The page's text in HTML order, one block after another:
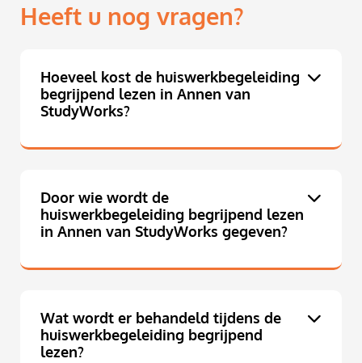
Heeft u nog vragen?
Hoeveel kost de huiswerkbegeleiding
begrijpend lezen in Annen van
StudyWorks?
Door wie wordt de
huiswerkbegeleiding begrijpend lezen
in Annen van StudyWorks gegeven?
Wat wordt er behandeld tijdens de
huiswerkbegeleiding begrijpend
lezen?